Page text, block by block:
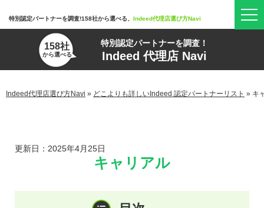
特別認定パートナーを調査!158社から選べる、 Indeed代理店選び方Navi
158社
から選べる
特別認定パートナーを調査！
Indeed 代理店 Navi
Indeed代理店選び方Navi » どこよりも詳しいIndeed 認定パートナーリスト » キ
更新日：2025年4月25日
キャリアル